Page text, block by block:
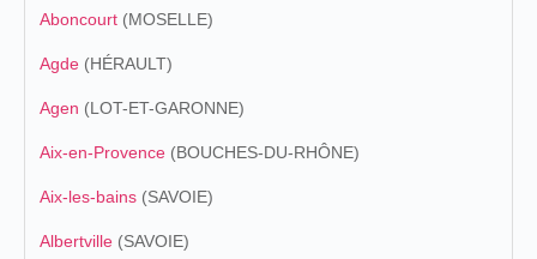
Aboncourt (MOSELLE)
Agde (HÉRAULT)
Agen (LOT-ET-GARONNE)
Aix-en-Provence (BOUCHES-DU-RHÔNE)
Aix-les-bains (SAVOIE)
Albertville (SAVOIE)